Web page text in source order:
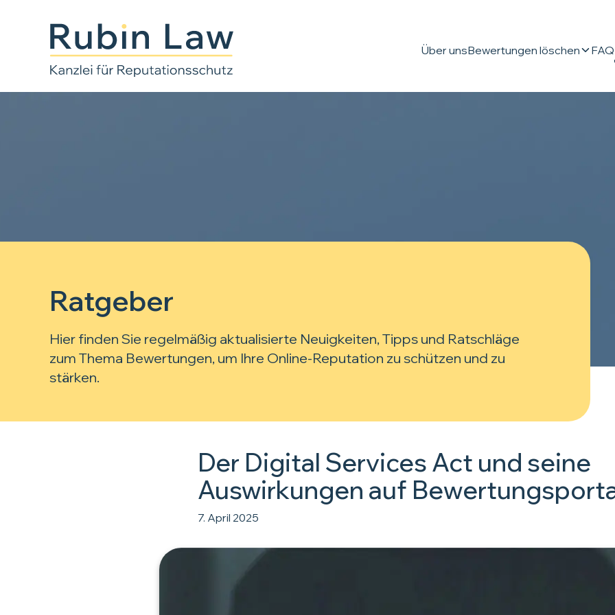
Über unsBewertungen löschen FAQ
Ratgeber
Hier finden Sie regelmäßig aktualisierte Neuigkeiten, Tipps und Ratschläge
zum Thema Bewertungen, um Ihre Online-Reputation zu schützen und zu
stärken.
Der Digital Services Act und seine
Auswirkungen auf
7. April 2025